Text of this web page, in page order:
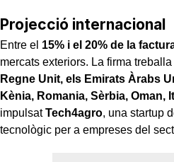
Projecció internacional
Entre el 15% i el 20% de la
mercats exteriors. La firma
Regne Unit, els Emirats Àrabs
Kènia, Romania, Sèrbia, Oman,
impulsatTech4agro, una startup
tecnològic per a empreses del